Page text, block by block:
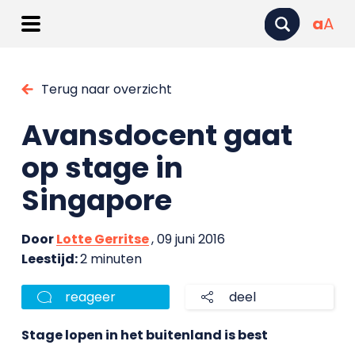
aA
Terug naar overzicht
Avansdocent gaat
op stage in
Singapore
DoorLotte Gerritse, 09 juni 2016
Leestijd:2 minuten
reageer deel
Stage lopen in het buitenland is best